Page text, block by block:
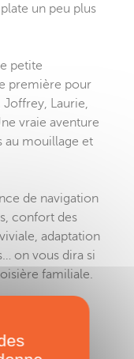
un peu plus
petite
première pour
Laurie,
vraie aventure
au mouillage et
de navigation
confort des
adaptation
on vous dira si
familiale.